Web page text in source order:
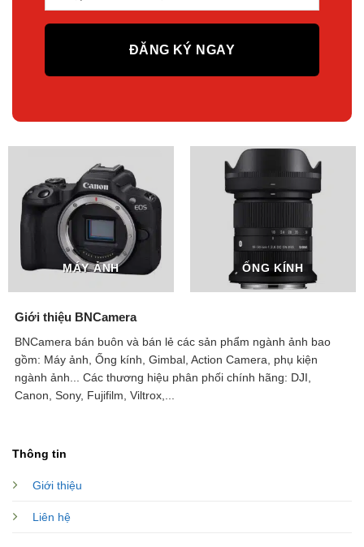
MÁY ẢNH ỐNG KÍNH
Giới thiệu BNCamera
BNCamera bán buôn và bán lẻ các sản phẩm ngành ảnh bao
gồm: Máy ảnh, Ống kính, Gimbal, Action Camera, phụ kiện
ngành ảnh...
Các thương hiệu phân phối chính hãng: DJI,
Canon, Sony, Fujifilm, Viltrox,...
Thông tin
Giới thiệu
Liên hệ